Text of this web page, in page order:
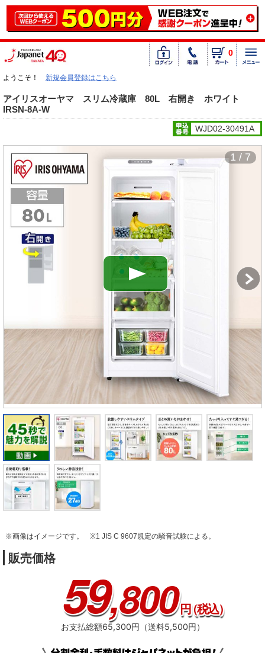
0
ようこそ！ 新規会員登録はこちら
アイリスオーヤマ スリム冷蔵庫 80L 右開き ホワイト
IRSN-8A-W
WJD02-30491A
1 / 7
※画像はイメージです。 ※1 JIS C 9607規定の騒音試験による。
販売価格
59,800円（税込）
お支払総額65,300円（送料5,500円）